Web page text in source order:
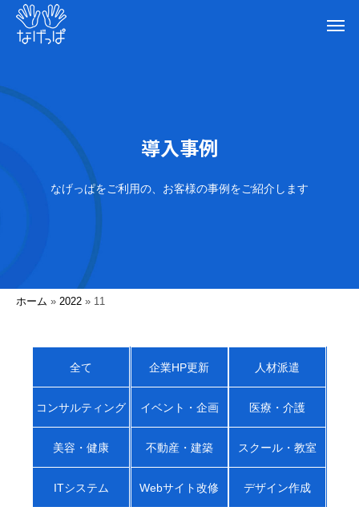
導入事例
なげっぱをご利用の、お客様の事例をご紹介します
ホーム » 2022 » 11
全て 企業HP更新 人材派遣
コンサルティング イベント・企画 医療・介護
美容・健康 不動産・建築 スクール・教室
ITシステム Webサイト改修 デザイン作成